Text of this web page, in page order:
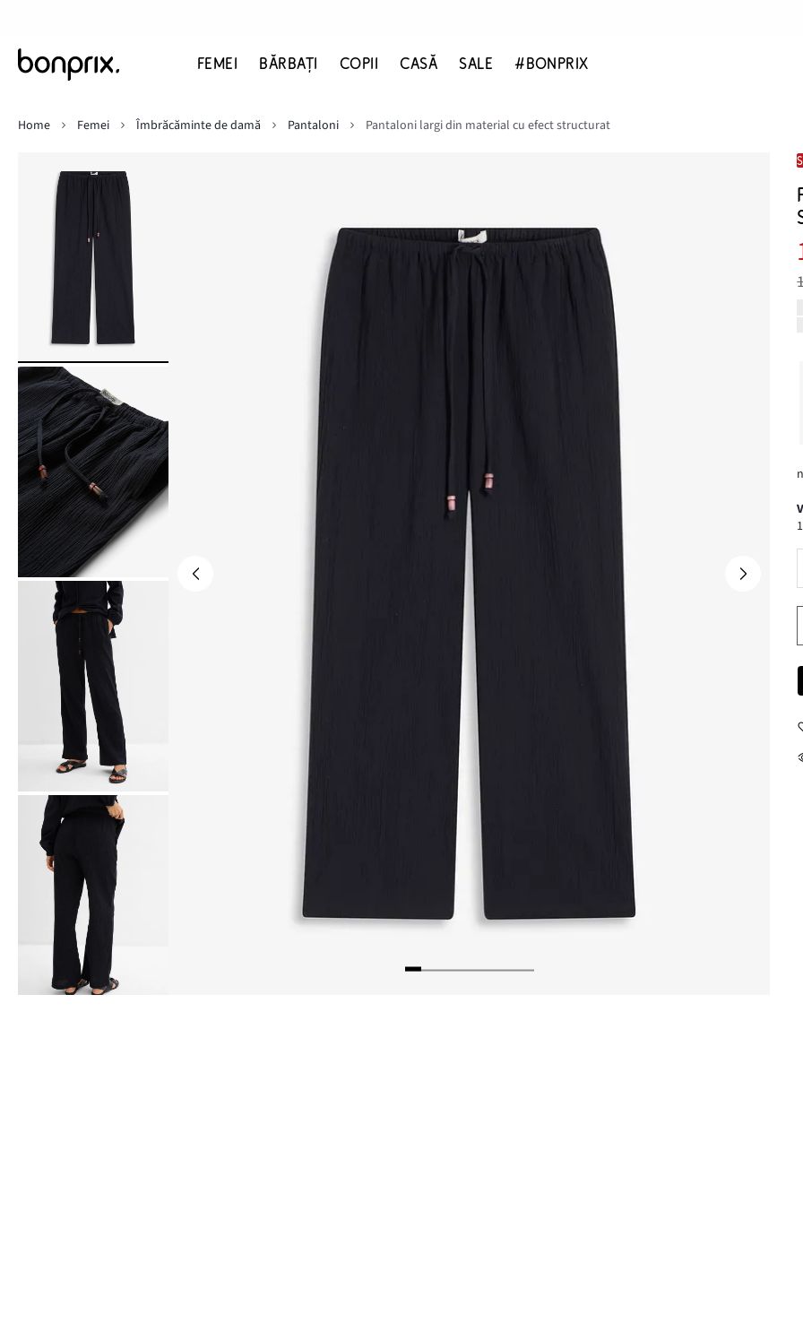
FEMEI BĂRBAŢI COPII CASĂ SALE #BONPRIX
Home
Femei Îmbrăcăminte de damă Pantaloni Pantaloni largi din material cu efect structurat